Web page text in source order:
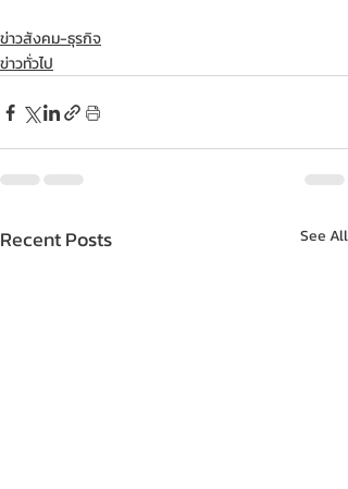
ข่าวสังคม-ธุรกิจ
ข่าวทั่วไป
Recent Posts See All